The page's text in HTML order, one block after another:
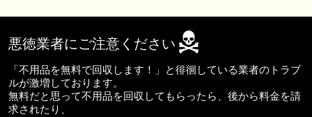
悪徳業者にご注意ください
「不用品を無料で回収します！」と徘徊している業者のトラブ
ルが激増しております。
無料だと思って不用品を回収してもらったら、後から料金を請
求されたり、